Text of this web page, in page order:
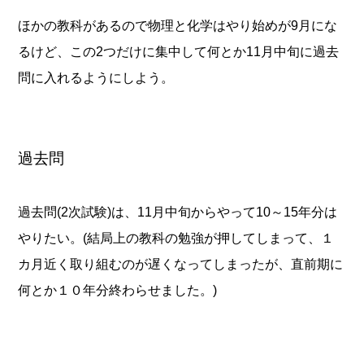
ほかの教科があるので物理と化学はやり始めが9月にな
るけど、この2つだけに集中して何とか11月中旬に過去
問に入れるようにしよう。
過去問
過去問(2次試験)は、11月中旬からやって10～15年分は
やりたい。(結局上の教科の勉強が押してしまって、１
カ月近く取り組むのが遅くなってしまったが、直前期に
何とか１０年分終わらせました。)